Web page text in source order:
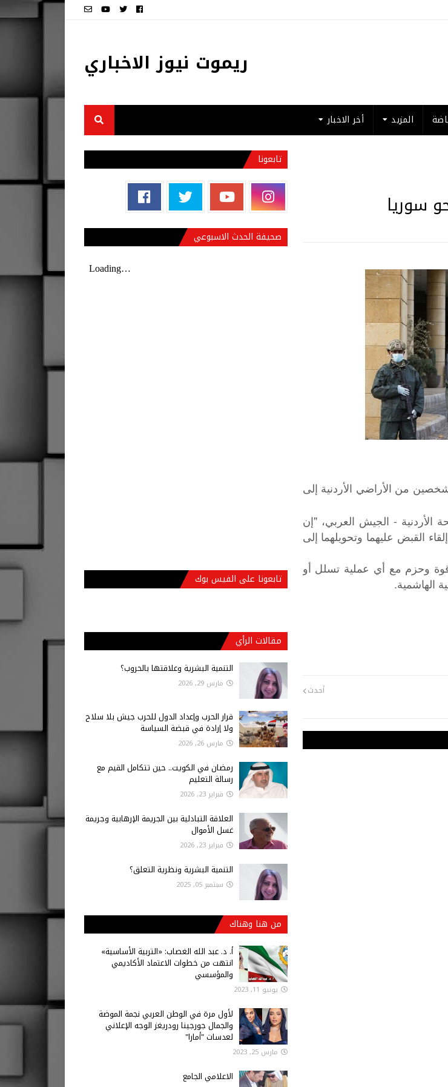
ريموت نيوز الاخباري
المزيد أخر الاخبار
سوريا
من الأراضي الأردنية إلى
- الجيش العربي، "إن
القبض عليهما وتحويلهما إلى
وحزم مع أي عملية تسلل أو
الهاشمية.
أحدث
تابعونا
صحيفة الحدث الاسبوعي
تابعونا على الفيس بوك
مقالات الرأي
التنمية البشرية وعلاقتها بالحروب؟
مارس 29, 2026
قرار الحرب وإعداد الدول للحرب جيش بلا سلاح
ولا إرادة في قبضة السياسة
مارس 26, 2026
رمضان في الكويت.. حين تتكامل القيم مع
رسالة التعليم
فبراير 23, 2026
العلاقة التبادلية بين الجريمة الإرهابية وجريمة
غسل الأموال
فبراير 23, 2026
التنمية البشرية ونظرية التعلق؟
سبتمبر 05, 2025
من هنا وهناك
أ‌. د. عبد الله الغصاب: «التربية الأساسية»
انتهت من خطوات الاعتماد الأكاديمي
والمؤسسي
يونيو 11, 2023
لأول مرة في الوطن العربي نجمة الموضة
والجمال جورجينا رودريغز الوجه الإعلاني
لعدسات "أمارا"
مارس 25, 2023
الاعلامي الجامع